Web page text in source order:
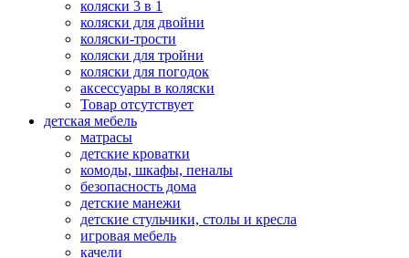
коляски 3 в 1
коляски для двойни
коляски-трости
коляски для тройни
коляски для погодок
аксессуары в коляски
Товар отсутствует
детская мебель
матрасы
детские кроватки
комоды, шкафы, пеналы
безопасность дома
детские манежи
детские стульчики, столы и кресла
игровая мебель
качели